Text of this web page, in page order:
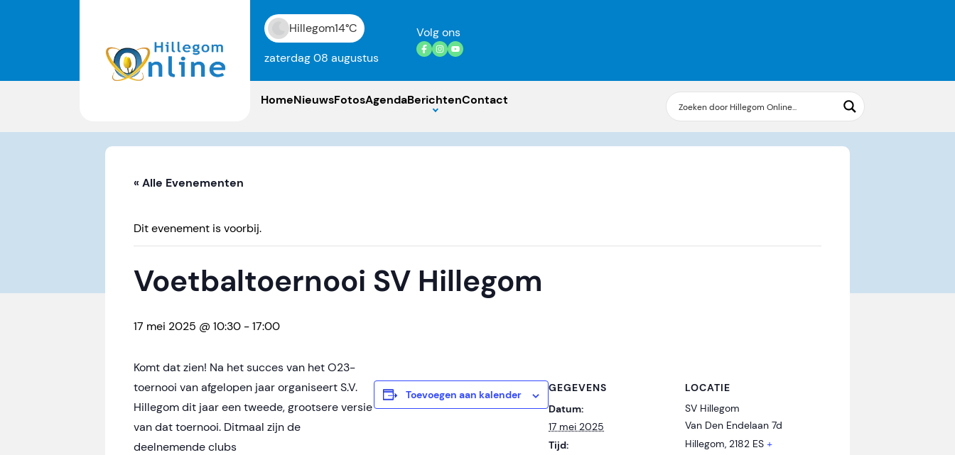
Hillegom14°C
zaterdag 08 augustus
Volg ons
HomeNieuwsFotosAgendaBerichtenContact
« Alle Evenementen
Dit evenement is voorbij.
Voetbaltoernooi SV Hillegom
17 mei 2025 @ 10:30 -17:00
Komt dat zien! Na het succes van het O23-
toernooi van afgelopen jaar organiseert S.V.
Hillegom dit jaar een tweede, grootsere versie
van dat toernooi. Ditmaal zijn de
deelnemende clubs
Toevoegen aan kalender
GEGEVENS
Datum:
17 mei 2025
Tijd:
LOCATIE
SV Hillegom
Van Den Endelaan 7d
Hillegom, 2182 ES +